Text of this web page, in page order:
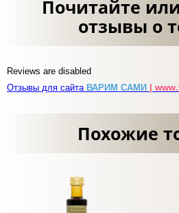
Почитайте
отзывы о
Reviews are disabled
Отзывы для сайта ВАРИМ САМИ |
Похожие